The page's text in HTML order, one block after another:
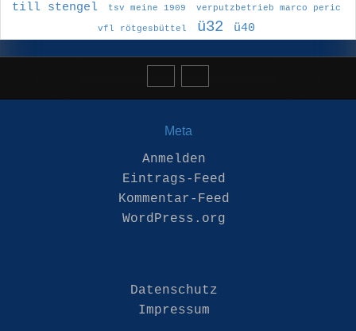
till stengel tsv meine 1909 verputzbetrieb marco peric
vfl rötgesbüttel ü32 ü40
Meta
Anmelden
Eintrags-Feed
Kommentar-Feed
WordPress.org
Datenschutz
Impressum